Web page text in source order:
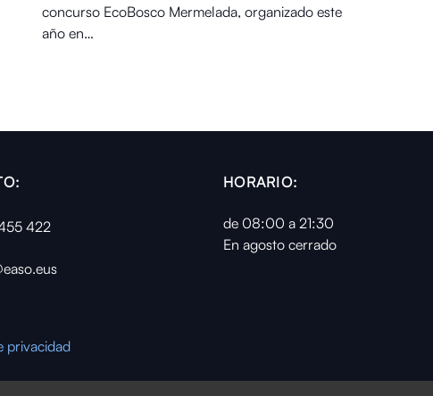
concurso EcoBosco Mermelada, organizado este
año en…
422
HORARIO:
de 08:00 a 21:30
En agosto cerrado
privacidad